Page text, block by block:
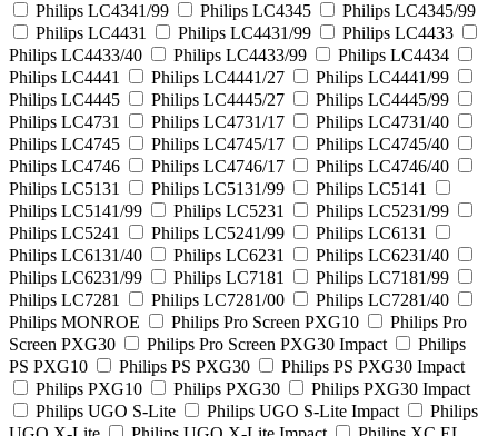
Philips LC4341/99
Philips LC4345
Philips LC4345/99
Philips LC4431
Philips LC4431/99
Philips LC4433
Philips LC4433/40
Philips LC4433/99
Philips LC4434
Philips LC4441
Philips LC4441/27
Philips LC4441/99
Philips LC4445
Philips LC4445/27
Philips LC4445/99
Philips LC4731
Philips LC4731/17
Philips LC4731/40
Philips LC4745
Philips LC4745/17
Philips LC4745/40
Philips LC4746
Philips LC4746/17
Philips LC4746/40
Philips LC5131
Philips LC5131/99
Philips LC5141
Philips LC5141/99
Philips LC5231
Philips LC5231/99
Philips LC5241
Philips LC5241/99
Philips LC6131
Philips LC6131/40
Philips LC6231
Philips LC6231/40
Philips LC6231/99
Philips LC7181
Philips LC7181/99
Philips LC7281
Philips LC7281/00
Philips LC7281/40
Philips MONROE
Philips Pro Screen PXG10
Philips Pro
Screen PXG30
Philips Pro Screen PXG30 Impact
Philips
PS PXG10
Philips PS PXG30
Philips PS PXG30 Impact
Philips PXG10
Philips PXG30
Philips PXG30 Impact
Philips UGO S-Lite
Philips UGO S-Lite Impact
Philips